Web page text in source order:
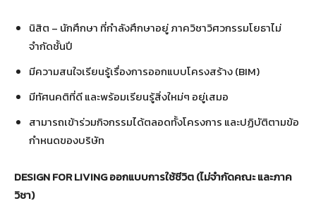
นิสิต – นักศึกษา ที่กำลังศึกษาอยู่ ภาควิชาวิศวกรรมโยธาไม่
จำกัดชั้นปี
มีความสนใจเรียนรู้เรื่องการออกแบบโครงสร้าง (BIM)
มีทัศนคติที่ดี และพร้อมเรียนรู้สิ่งใหม่ๆ อยู่เสมอ
สามารถเข้าร่วมกิจกรรมได้ตลอดทั้งโครงการ และปฏิบัติตามข้อ
กำหนดของบริษัท
DESIGN FOR LIVING ออกแบบการใช้ชีวิต (ไม่จำกัดคณะ และภาค
วิชา)